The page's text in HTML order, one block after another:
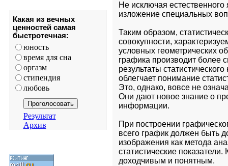
Какая из вечных
ценностей самая
быстротечная:
юность
время для сна
оргазм
стипендия
любовь
Результат
Архив
Не исключая
изложение специальных
Таким образом,
совокупности,
условных геометрических
графика производит более
результаты
облегчает понимание
Это, однако, вовсе не
Они дают новое знание о
информации.
При построении
всего график должен быть
изображения как метода
статистические
доходчивым и понятным.